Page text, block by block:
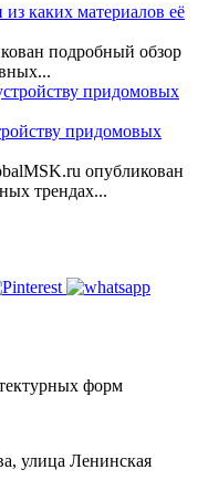
каких материалов её
подробный обзор
придомовых
опубликован
трендах...
форм
улица Ленинская